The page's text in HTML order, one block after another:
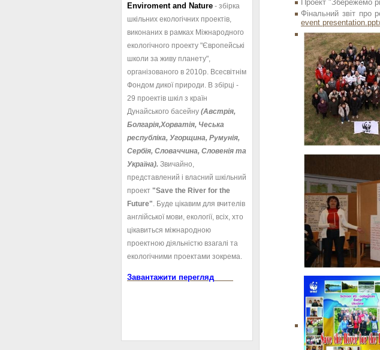
Enviroment and Nature - збірка
шкільних екологічних проектів,
виконаних в рамках Міжнародного
екологічного проекту "Європейські
школи за живу планету",
організованого в 2010р. Всесвітнім
Фондом дикої природи. В збірці -
29 проектів шкіл з країн
Дунайського басейну (Австрія,
Болгарія,Хорватія, Чеська
республіка, Угорщина, Румунія,
Сербія, Словаччина, Словенія та
Україна). Звичайно,
представлений і власний шкільний
проект "Save the River for the
Future" . Буде цікавим для вчителів
англійської мови, екології, всіх, хто
цікавиться міжнародною
проектною діяльністю взагалі та
екологічними проектами зокрема.
Завантажити перегляд
Проект "Збережемо
Фінальний звіт про
event